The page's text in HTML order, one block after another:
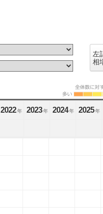
左
相
2022年 2023年 2024年 2025年